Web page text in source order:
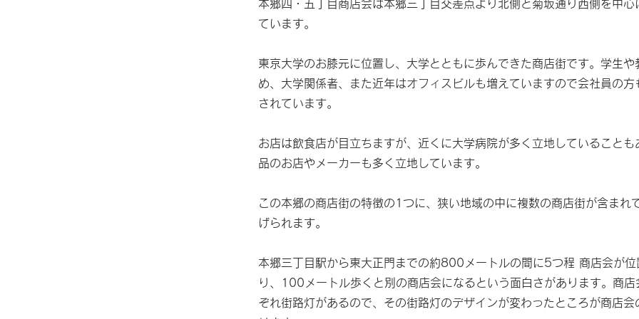
本郷四・五丁目商店会は本郷三丁目交差点より北側と菊坂通り西側を中心
ています。
東京大学のお膝元に位置し、大学とともに歩んできた商店街です。学生や
め、大学関係者、また近年はオフィスビルも増えていますので会社員の方
されています。
お店は飲食店が目立ちますが、近くに大学病院が多く立地していることも
品のお店やメーカーも多く立地しています。
この本郷の商店街の特徴の1つに、狭い地域の中に複数の商店街が含まれ
げられます。
本郷三丁目駅から東大正門までの約800メートルの間に5つ程 商店会が位
り、1 00メートル歩くと別の商店会になるという面白さがあります。商店
ぞれ街路灯があるので、その街路灯のデザインが変わったところが商店会